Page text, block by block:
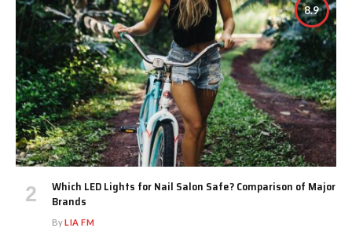
8.9
Which LED Lights for Nail Salon Safe? Comparison of Major
Brands
ByLIA FM